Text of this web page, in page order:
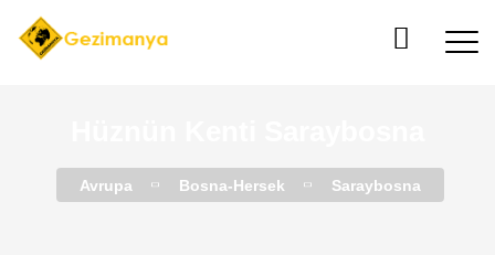
Avrupa Bosna-Hersek Saraybosna